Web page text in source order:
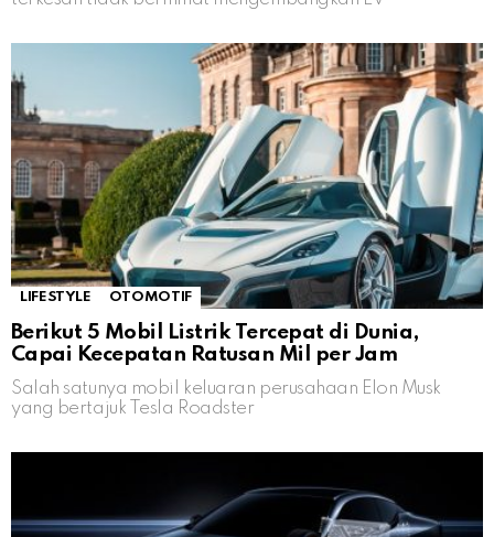
LIFESTYLE OTOMOTIF
Berikut 5 Mobil Listrik Tercepat di Dunia,
Capai Kecepatan Ratusan Mil per Jam
Salah satunya mobil keluaran perusahaan Elon Musk
yang bertajuk Tesla Roadster